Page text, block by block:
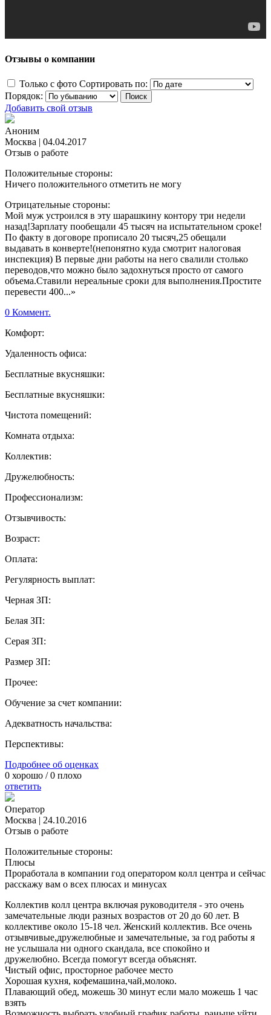
Отзывы о компании
Только с фото Сортировать по:
Порядок:
Добавить свой отзыв
Аноним
Москва | 04.04.2017
Отзыв о работе
Положительные стороны:
Ничего положительного отметить не могу
Отрицательные стороны:
Мой муж устроился в эту шарашкину контору три недели
назад!Зарплату пообещали 45 тысяч на испытательном сроке!
По факту в договоре прописало 20 тысяч,25 обещали
выдавать в конверте!(непонятно куда смотрит налоговая
инспекция) В первые дни работы на него свалили столько
переводов,что можно было задохнуться просто от самого
объема.Ставили нереальные сроки для выполнения.Простите
перевести 400...»
0 Коммент.
Комфорт:
Удаленность офиса:
Бесплатные вкусняшки:
Бесплатные вкусняшки:
Чистота помещений:
Комната отдыха:
Коллектив:
Дружелюбность:
Профессионализм:
Отзывчивость:
Возраст:
Оплата:
Регулярность выплат:
Черная ЗП:
Белая ЗП:
Серая ЗП:
Размер ЗП:
Прочее:
Обучение за счет компании:
Адекватность начальства:
Перспективы:
Подробнее об оценках
0 хорошо /0 плохо
ответить
Оператор
Москва | 24.10.2016
Отзыв о работе
Положительные стороны:
Плюсы
Проработала в компании год оператором колл центра и сейчас
расскажу вам о всех плюсах и минусах
Коллектив колл центра включая руководителя - это очень
замечательные люди разных возрастов от 20 до 60 лет. В
коллективе около 15-18 чел. Женский коллектив. Все очень
отзывчивые,дружелюбные и замечательные, за год работы я
не услышала ни одного скандала, все спокойно и
дружелюбно. Всегда помогут всегда объяснят.
Чистый офис, просторное рабочее место
Хорошая кухня, кофемашина,чай,молоко.
Плавающий обед, можешь 30 минут если мало можешь 1 час
взять